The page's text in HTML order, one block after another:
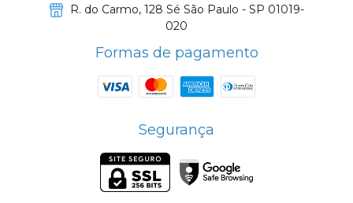
R. do Carmo, 128 Sé São Paulo - SP 01019-
020
Formas de pagamento
Segurança